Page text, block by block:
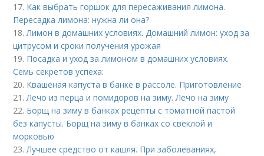
17. Как выбрать горшок для пересаживания лимона.
Пересадка лимона: нужна ли она?
18.Лимон в домашних условиях. Домашний лимон: уход за
цитрусом и сроки получения урожая
19. Посадка и уход за лимоном в домашних условиях.
Семь секретов успеха:
20. Квашеная капуста в банке в рассоле. Приготовление
21.Лечо из перца и помидоров на зиму. Лечо на зиму
22. Борщ на зиму в банках рецепты с томатной пастой
без капусты. Борщ на зиму в банках со свеклой и
морковью
23.Лучшее средство от кашля. При заболеваниях,